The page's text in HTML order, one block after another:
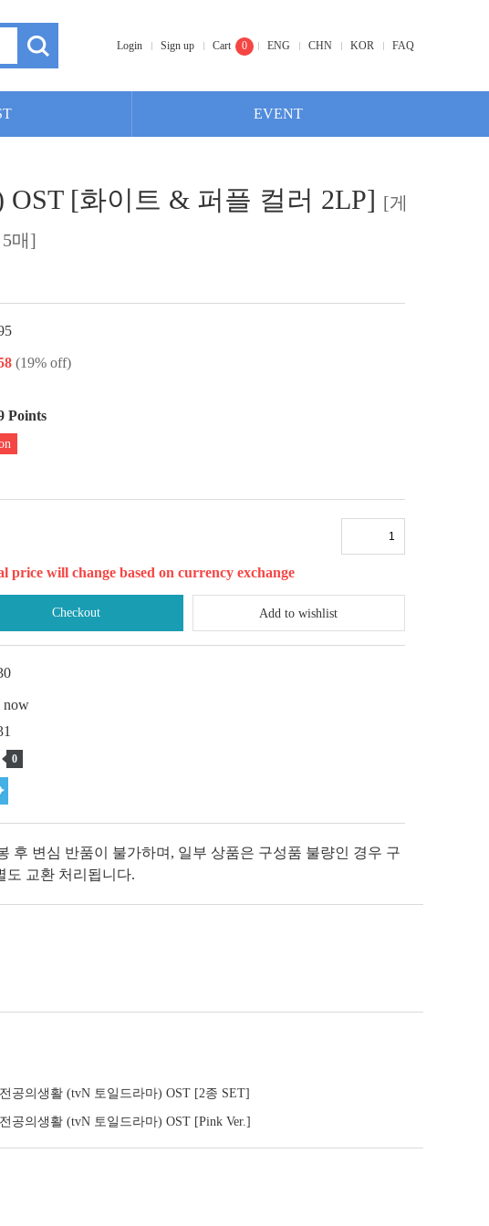
Login Sign up Cart 0 ENG CHN KOR FAQ
EVENT
[화이트 & 퍼플 컬러 2LP] [게
매]
(19% off)
Points
price will change based on currency exchange
Checkout Add to wishlist
now
0
후 변심 반품이 불가하며, 일부 상품은 구성품 불량인 경우 구
도 교환 처리됩니다.
공의생활 (tvN 토일드라마) OST [2종 SET]
공의생활 (tvN 토일드라마) OST [Pink Ver.]